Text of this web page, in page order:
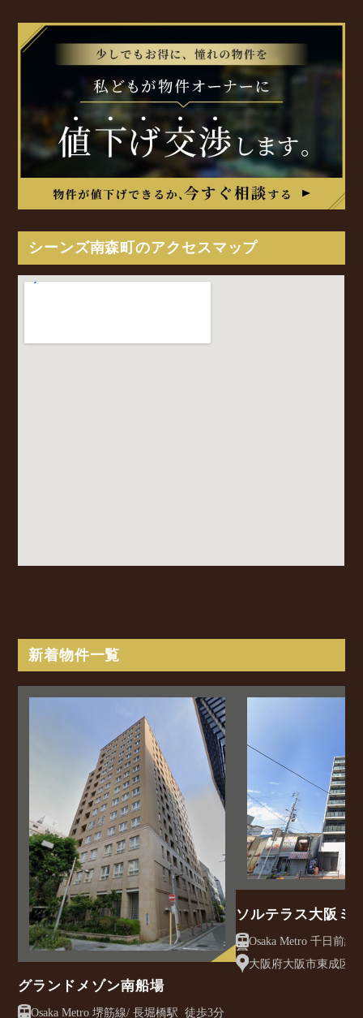
シーンズ南森町のアクセスマップ
新着物件一覧
グランドメゾン南船場
Osaka Metro 堺筋線/ 長堀橋駅 徒歩3分
ソルテラス大阪ミ
クレアスト
大阪府大阪市東成区